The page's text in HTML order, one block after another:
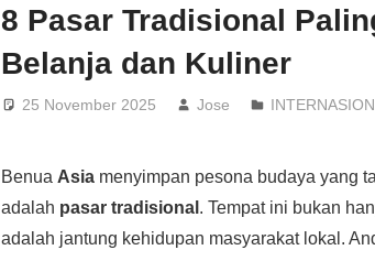
8 Pasar Tradisional
Belanja dan Kuliner
25 November 2025 Jose
Benua Asia menyimpan pesona budaya yang
adalah pasar tradisional . Tempat ini bukan
adalah jantung kehidupan masyarakat lokal.